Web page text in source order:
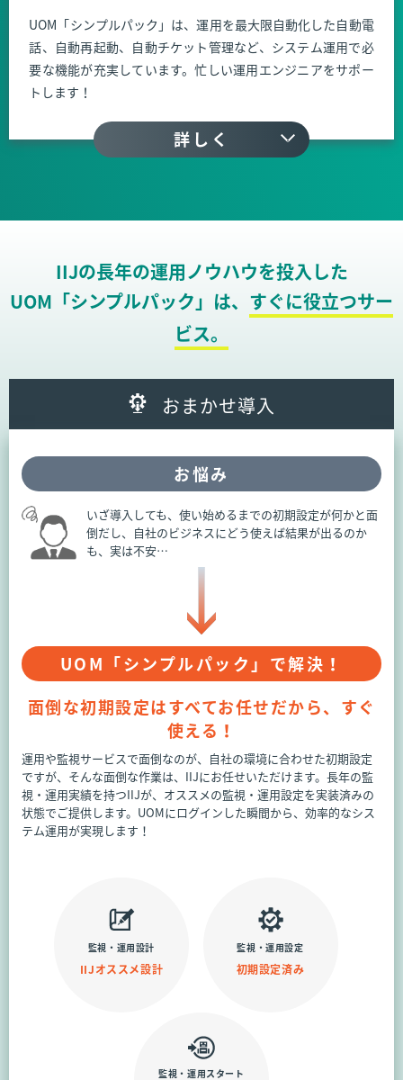
UOM「シンプルパック」は、運用を最大限自動化した自動電
話、自動再起動、自動チケット管理など、システム運用で必
要な機能が充実しています。忙しい運用エンジニアをサポー
トします！
詳しく
IIJの長年の運用ノウハウを投入した
UOM「シンプルパック」は、 すぐに役立つサー
ビス。
おまかせ導入
お悩み
いざ導入しても、使い始めるまでの初期設定が何かと面
倒だし、自社のビジネスにどう使えば結果が出るのか
も、実は不安…
UOM「シンプルパック」で解決！
面倒な初期設定はすべてお任せだから、すぐ
使える！
運用や監視サービスで面倒なのが、自社の環境に合わせた初期設定
ですが、そんな面倒な作業は、IIJにお任せいただけます。長年の監
視・運用実績を持つIIJが、オススメの監視・運用設定を実装済みの
状態でご提供します。UOMにログインした瞬間から、効率的なシス
テム運用が実現します！
監視・運用設計
IIJオススメ設計
監視・運用設定
初期設定済み
監視・運用スタート